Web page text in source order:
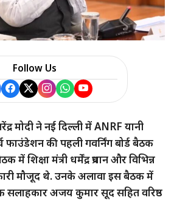
Follow Us
मोदी ने नई दिल्ली में ANRF यानी
की पहली गवर्निंग बोर्ड बैठक
शिक्षा मंत्री धर्मेंद्र प्रधान और विभिन्न
मौजूद थे. उनके अलावा इस बैठक में
सलाहकार अजय कुमार सूद सहित वरिष्ठ